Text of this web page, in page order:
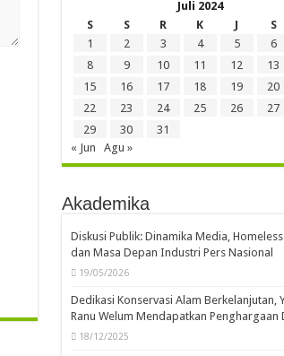
Juli 2024
S
S R K J S
1
2 3 4 5 6
8
9 10 11 12 13
15
16 17 18 19 20
22
23 24 25 26 27
29
30
31
« Jun
Agu »
Akademika
Diskusi Publik: Dinamika Media,
dan Masa Depan Industri Pers Nasional
19/05/2026
Dedikasi Konservasi Alam Berkelanjutan,
Ranu Welum Mendapatkan Penghargaan
18/12/2025